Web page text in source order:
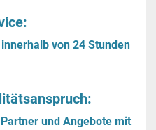
von 24 Stunden
und Angebote mit